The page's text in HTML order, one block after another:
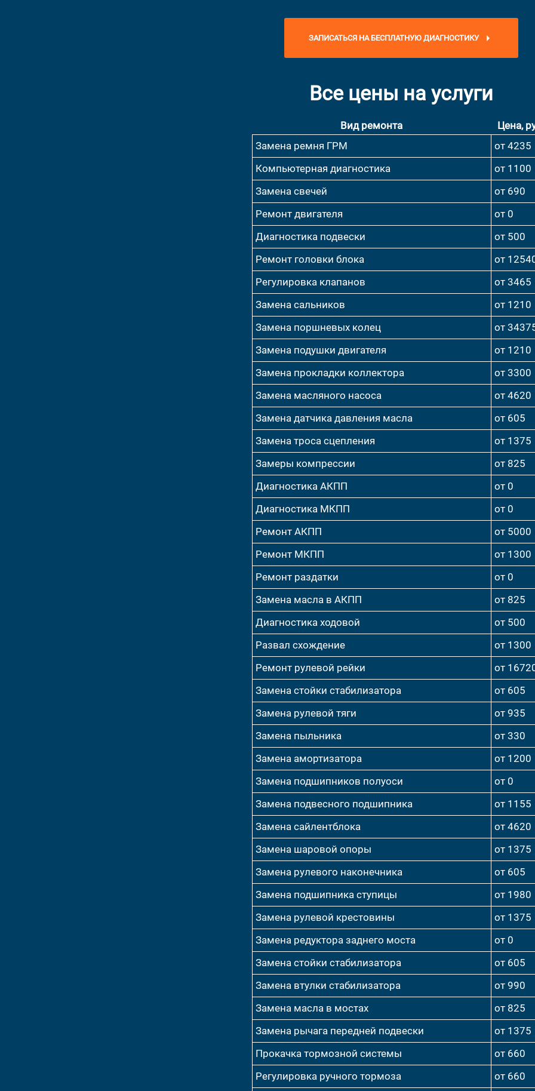
ЗАПИСАТЬСЯ НА БЕСПЛАТНУЮ ДИАГНОСТИКУ
Все цены на услуги
Вид ремонта
Цена,
Замена ремня ГРМ
от 4235
Компьютерная диагностика
от 1100
Замена свечей
от 690
Ремонт двигателя
от 0
Диагностика подвески
от 500
Ремонт головки блока
от
Регулировка клапанов
от 3465
Замена сальников
от 1210
Замена поршневых колец
от
Замена подушки двигателя
от 1210
Замена прокладки коллектора
от 3300
Замена масляного насоса
от 4620
Замена датчика давления масла
от 605
Замена троса сцепления
от 1375
Замеры компрессии
от 825
Диагностика АКПП
от 0
Диагностика МКПП
от 0
Ремонт АКПП
от 5000
Ремонт МКПП
от 1300
Ремонт раздатки
от 0
Замена масла в АКПП
от 825
Диагностика ходовой
от 500
Развал схождение
от 1300
Ремонт рулевой рейки
от
Замена стойки стабилизатора
от 605
Замена рулевой тяги
от 935
Замена пыльника
от 330
Замена амортизатора
от 1200
Замена подшипников полуоси
от 0
Замена подвесного подшипника
от 1155
Замена сайлентблока
от 4620
Замена шаровой опоры
от 1375
Замена рулевого наконечника
от 605
Замена подшипника ступицы
от 1980
Замена рулевой крестовины
от 1375
Замена редуктора заднего моста
от 0
Замена стойки стабилизатора
от 605
Замена втулки стабилизатора
от 990
Замена масла в мостах
от 825
Замена рычага передней подвески
от 1375
Прокачка тормозной системы
от 660
Регулировка ручного тормоза
от 660